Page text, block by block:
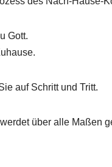
Gott.
auf Schritt und Tritt.
werdet über alle Maßen